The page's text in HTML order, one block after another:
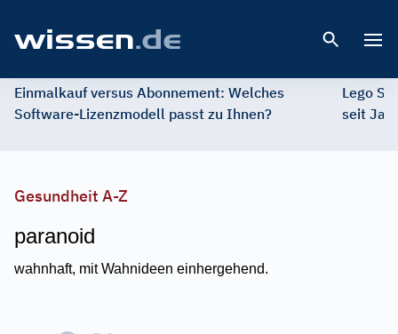
Einmalkauf versus Abonnement: Welches
Software-Lizenzmodell passt zu Ihnen?
Lego
seit
Gesundheit A-Z
paranoid
wahnhaft, mit Wahnideen einhergehend.